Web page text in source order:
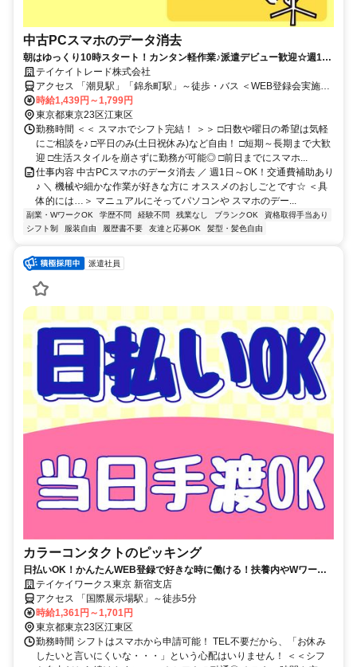
中古PCスマホのデータ消去
朝はゆっくり10時スタート！カンタン軽作業♪派遣デビュー歓迎☆週1日
～◎【WEB登録会実施中】
テイケイトレード株式会社
アクセス 「潮見駅」「錦糸町駅」～徒歩・バス ＜WEB登録会実施
中！＞
時給1,439円～1,799円
東京都東京23区江東区
勤務時間 ＜＜ スマホでシフト完結！ ＞＞ □日数や曜日の希望は気軽
にご相談を♪ □平日のみ(土日祝休み)など自由！ □短期～長期まで大歓
迎 □生活スタイルを崩さずに勤務が可能◎ □前日までにスマホ...
仕事内容 中古PCスマホのデータ消去 ／ 週1日～OK！交通費補助あり
♪ ＼ 機械や細かな作業が好きな方に オススメのおしごとです☆ ＜具
体的には…＞ マニュアルにそってパソコンや スマホのデー...
副業・WワークOK 学歴不問 経験不問 残業なし ブランクOK
資格取得手当あり
シフト制
服装自由 履歴書不要 友達と応募OK 髪型・髪色自由
派遣社員
カラーコンタクトのピッキング
日払いOK！かんたんWEB登録で好きな時に働ける！扶養内やWワーク
にも♪お友達との応募歓迎！
テイケイワークス東京 新宿支店
アクセス 「国際展示場駅」～徒歩5分
時給1,361円～1,701円
東京都東京23区江東区
勤務時間 シフトはスマホから申請可能！ TEL不要だから、「お休み
したいと言いにくいな・・・」という心配はいりません！ ＜＜シフ